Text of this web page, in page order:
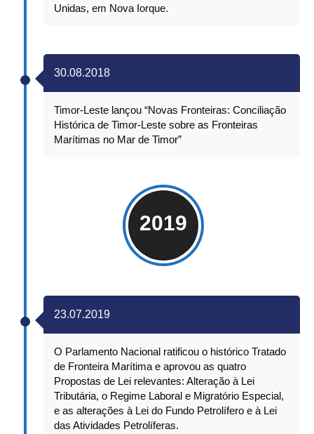
Unidas, em Nova Iorque.
30.08.2018
Timor-Leste lançou “Novas Fronteiras: Conciliação
Histórica de Timor-Leste sobre as Fronteiras
Marítimas no Mar de Timor”
2019
23.07.2019
O Parlamento Nacional ratificou o histórico Tratado
de Fronteira Marítima e aprovou as quatro
Propostas de Lei relevantes: Alteração à Lei
Tributária, o Regime Laboral e Migratório Especial,
e as alterações à Lei do Fundo Petrolífero e à Lei
das Atividades Petrolíferas.